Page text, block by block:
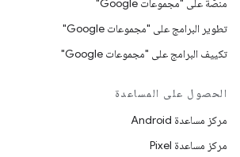
منصّة على "مجموعات Google"
تطوير البرامج على "مجموعات Google"
تكييف البرامج على "مجموعات Google"
الحصول على المساعدة
مركز مساعدة Android
مركز مساعدة Pixel